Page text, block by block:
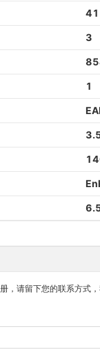
41
3
1
，请留下您的联系方式